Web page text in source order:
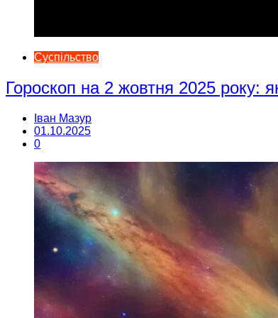
Суспільство
Гороскоп на 2 жовтня 2025 року:
Іван Мазур
01.10.2025
0